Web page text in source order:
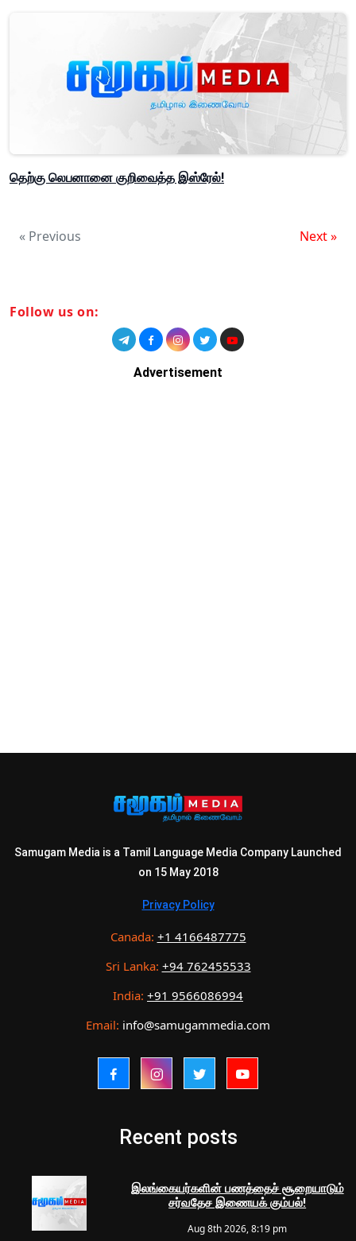
தெற்கு லெபனானை குறிவைத்த இஸ்ரேல்!
« Previous Next »
Follow us on:
Advertisement
Samugam Media is a Tamil Language Media Company Launched
on 15 May 2018
Privacy Policy
Canada: +1 4166487775
Sri Lanka: +94 762455533
India: +91 9566086994
Email: info@samugammedia.com
Recent posts
இலங்கையர்களின் பணத்தைச் சூறையாடும்
சர்வதேச இணையக் கும்பல்!
Aug 8th 2026, 8:19 pm